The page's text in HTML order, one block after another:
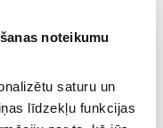
noteikumu
saturu un
līdzekļu funkcijas